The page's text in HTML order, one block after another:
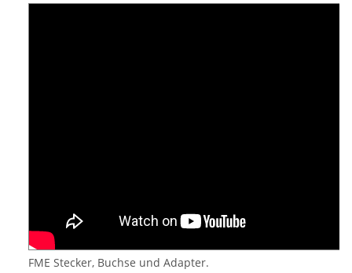
FME Stecker, Buchse und Adapter.